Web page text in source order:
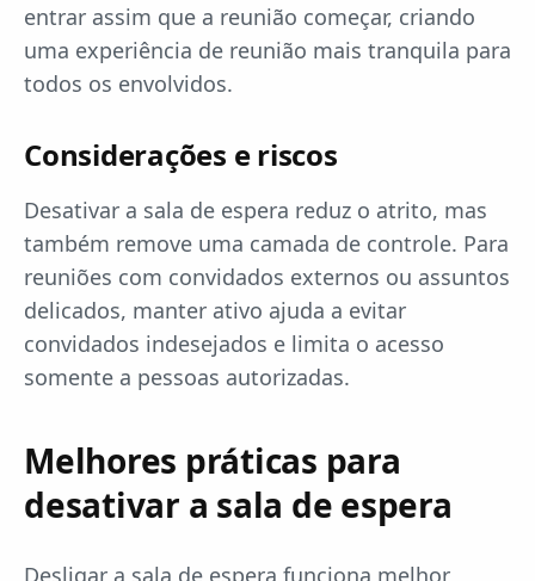
entrar assim que a reunião começar, criando
uma experiência de reunião mais tranquila para
todos os envolvidos.
Considerações e riscos
Desativar a sala de espera reduz o atrito, mas
também remove uma camada de controle. Para
reuniões com convidados externos ou assuntos
delicados, manter ativo ajuda a evitar
convidados indesejados e limita o acesso
somente a pessoas autorizadas.
Melhores práticas para
desativar a sala de espera